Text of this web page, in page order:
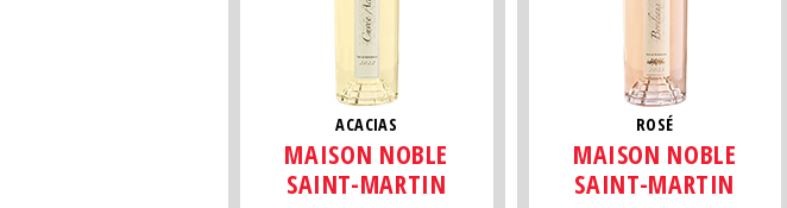
ACACIAS
MAISON NOBLE
SAINT-MARTIN
ROSÉ
MAISON NOBLE
SAINT-MARTIN